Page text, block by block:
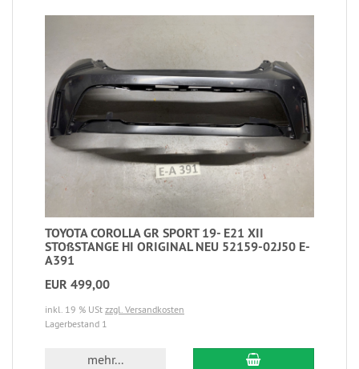
TOYOTA COROLLA GR SPORT 19- E21 XII
STOßSTANGE HI ORIGINAL NEU 52159-02J50 E-
A391
EUR 499,00
inkl. 19 % USt zzgl. Versandkosten
Lagerbestand 1
mehr...